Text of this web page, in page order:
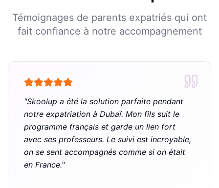
Témoignages de parents expatriés qui ont
fait confiance à notre accompagnement
"Skoolup a été la solution parfaite pendant
notre expatriation à Dubaï. Mon fils suit le
programme français et garde un lien fort
avec ses professeurs. Le suivi est incroyable,
on se sent accompagnés comme si on était
en France."